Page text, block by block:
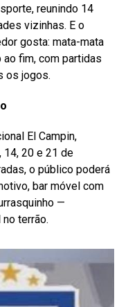
reunindo 14
vizinhas. E o
gosta: mata-mata
fim, com partidas
os jogos.
El Campin,
14, 20 e 21 de
o público poderá
bar móvel com
—
terrão.